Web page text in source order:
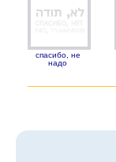
спасибо, не
надо